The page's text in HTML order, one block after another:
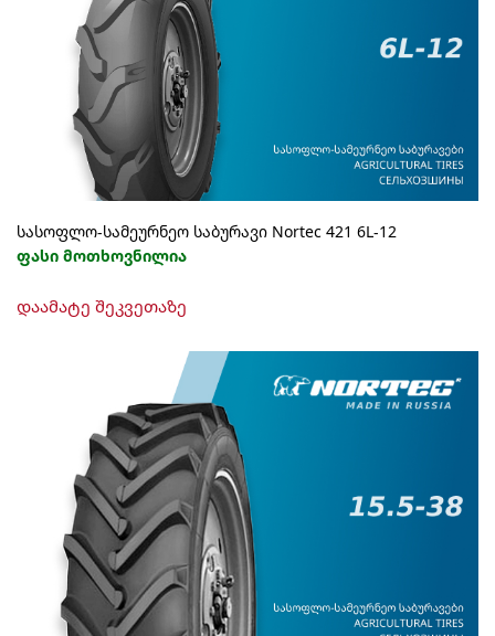
სასოფლო-სამეურნეო საბურავი Nortec 421 6L-12
ფასი მოთხოვნილია
დაამატე შეკვეთაზე